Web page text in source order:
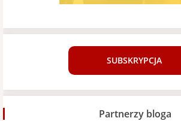
SUBSKRYPCJA
Partnerzy bloga